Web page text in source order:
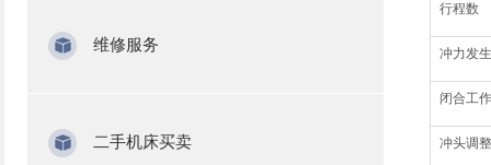
维修服务
二手机床买卖
行程数
冲力发
闭合工
冲头调